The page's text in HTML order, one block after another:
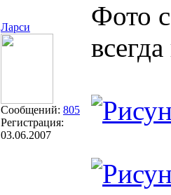
Ларси
Сообщений: 805
Регистрация:
03.06.2007
Фото